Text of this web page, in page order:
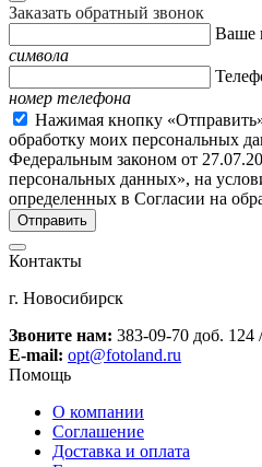
Заказать обратный звонок
Ваше
символа
номер телефона
Нажимая кнопку
обработку моих персональных
Федеральным законом от
персональных данных», на
определенных в Согласии на
Контакты
г. Новосибирск
Звоните нам: 383-09-70 доб. 124
E-mail: opt@fotoland.ru
Помощь
О компании
Соглашение
Доставка и оплата